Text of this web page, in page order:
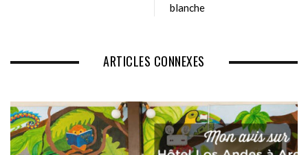
blanche
ARTICLES CONNEXES